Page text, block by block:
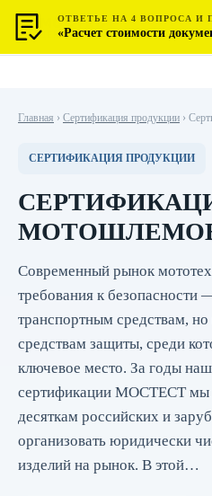
МОСТЕСТ
ЦЕНТР СЕРТИФИКАЦИИ
Главная › Сертификация продукции ›
СЕРТИФИКАЦИЯ ПРОДУКЦИИ
Современный рынок
требования к безопасности
транспортным средствам,
средствам защиты, среди
ключевое место. За годы
сертификации МОСТЕСТ мы
десяткам российских и
организовать юридически
изделий на рынок. В этой…
«Расчет стоимости